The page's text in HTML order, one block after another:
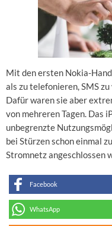
Mit den ersten Nokia-
als zu telefonieren, SMS
Dafür waren sie aber
von mehreren Tagen. Das
unbegrenzte
bei Stürzen schon einmal
Stromnetz angeschlossen
Facebook
WhatsApp